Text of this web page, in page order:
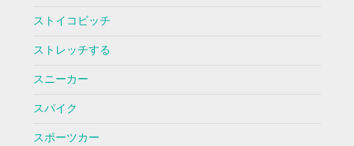
ストイコビッチ
ストレッチする
スニーカー
スパイク
スポーツカー